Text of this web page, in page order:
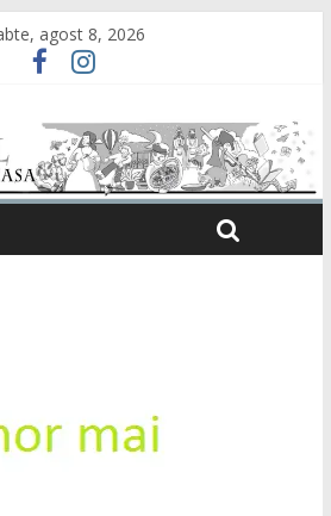
agost 8, 2026